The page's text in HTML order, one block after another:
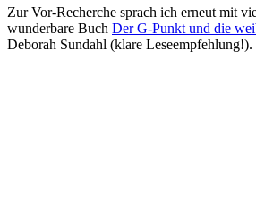
Zur Vor-Recherche sprach ich erneut mit
wunderbare Buch Der G-Punkt und die
Deborah Sundahl (klare Leseempfehlung!).